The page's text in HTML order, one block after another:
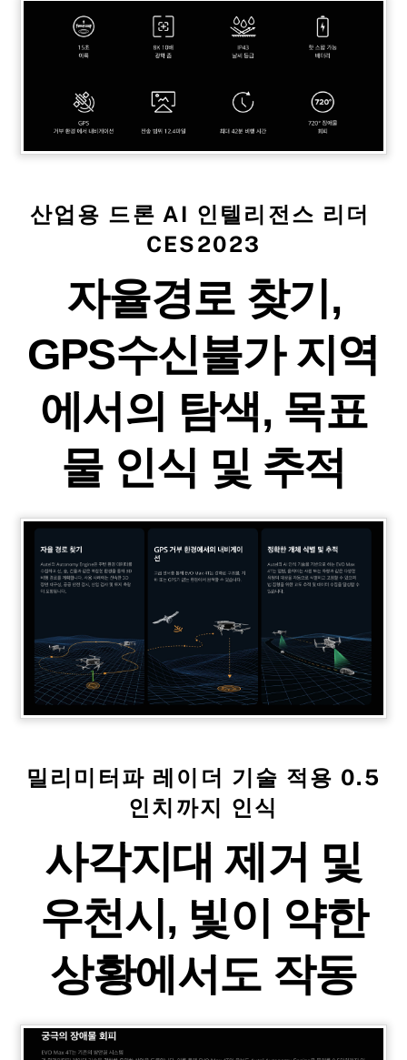
산업용 드론 AI 인텔리전스 리더
CES2023
자율경로 찾기,
GPS수신불가 지역
에서의 탐색, 목표
물 인식 및 추적
밀리미터파 레이더 기술 적용 0.5
인치까지 인식
사각지대 제거 및
우천시, 빛이 약한
상황에서도 작동